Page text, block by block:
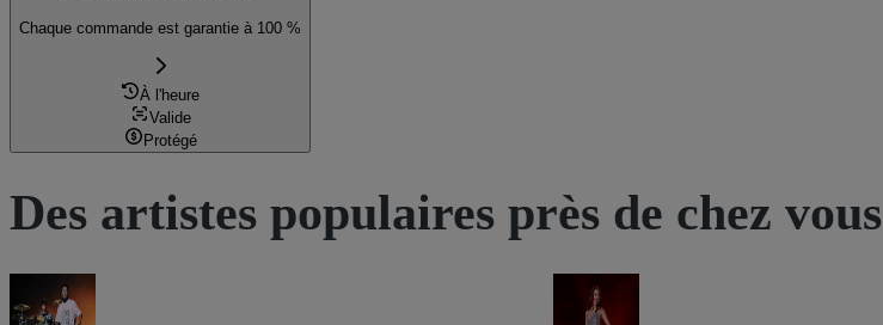
Chaque commande est garantie à 100 %
À l'heure
Valide
Protégé
Des artistes populaires près de chez vous